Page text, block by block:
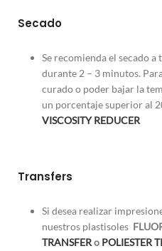
Secado
Se recomienda el secado a
durante 2 – 3 minutos.
curado o poder bajar la
un porcentaje superior al
VISCOSITY REDUCER
Transfers
Si desea realizar
nuestros plastisoles
TRANSFERo POLIESTER